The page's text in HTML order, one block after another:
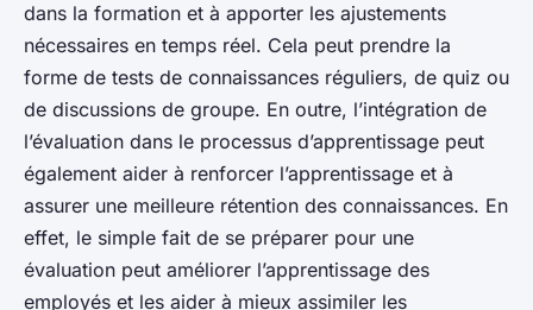
dans la formation et à apporter les ajustements
nécessaires en temps réel. Cela peut prendre la
forme de tests de connaissances réguliers, de quiz ou
de discussions de groupe. En outre, l’intégration de
l’évaluation dans le processus d’apprentissage peut
également aider à renforcer l’apprentissage et à
assurer une meilleure rétention des connaissances. En
effet, le simple fait de se préparer pour une
évaluation peut améliorer l’apprentissage des
employés et les aider à mieux assimiler les